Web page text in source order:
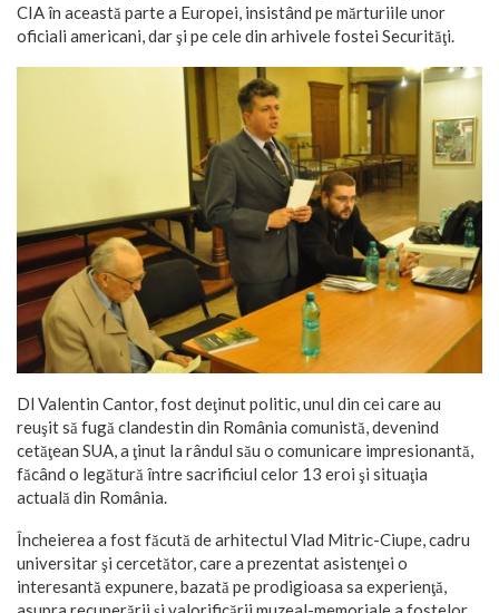
CIA în această parte a Europei, insistând pe mărturiile unor
oficiali americani, dar şi pe cele din arhivele fostei Securităţi.
Dl Valentin Cantor, fost deţinut politic, unul din cei care au
reuşit să fugă clandestin din România comunistă, devenind
cetăţean SUA, a ţinut la rândul său o comunicare impresionantă,
făcând o legătură între sacrificiul celor 13 eroi şi situaţia
actuală din România.
Încheierea a fost făcută de arhitectul Vlad Mitric-Ciupe, cadru
universitar şi cercetător, care a prezentat asistenţei o
interesantă expunere, bazată pe prodigioasa sa experienţă,